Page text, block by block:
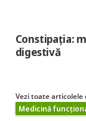
Constipația:
digestivă
Vezi toate articolele
Medicină